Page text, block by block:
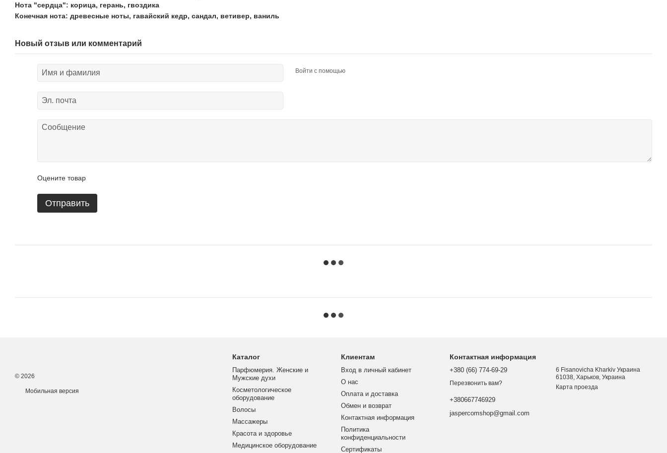
Нота "сердца": корица, герань, гвоздика
Конечная нота: древесные ноты, гавайский кедр, сандал, ветивер, ваниль
Новый отзыв или комментарий
Войти с помощью
Оцените товар
Отправить
© 2026
Мобильная версия
Каталог
Парфюмерия. Женские и
Мужские духи
Косметологическое
оборудование
Волосы
Массажеры
Красота и здоровье
Медицинское оборудование
Клиентам
Вход в личный кабинет
О нас
Оплата и доставка
Обмен и возврат
Контактная информация
Политика
конфиденциальности
Сертификаты
Контактная информация
+380 (66) 774-69-29
Перезвонить вам?
+380667746929
jaspercomshop@gmail.com
6 Fisanovicha Kharkiv Украина
61038, Харьков, Украина
Карта проезда